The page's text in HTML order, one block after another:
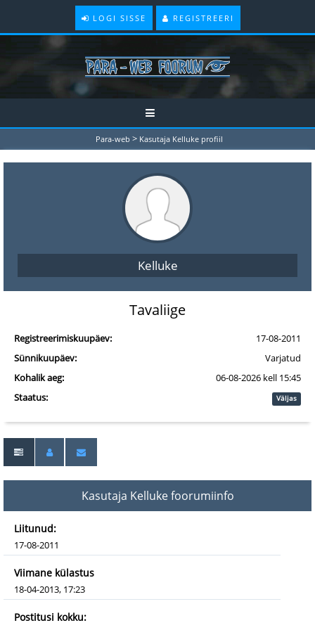
LOGI SISSE REGISTREERI
Para-web > Kasutaja Kelluke profiil
Kelluke
Tavaliige
Registreerimiskuupäev:
17-08-2011
Sünnikuupäev:
Varjatud
Kohalik aeg:
06-08-2026 kell 15:45
Staatus:
Väljas
Kasutaja Kelluke foorumiinfo
Liitunud:
17-08-2011
Viimane külastus
18-04-2013, 17:23
Postitusi kokku: